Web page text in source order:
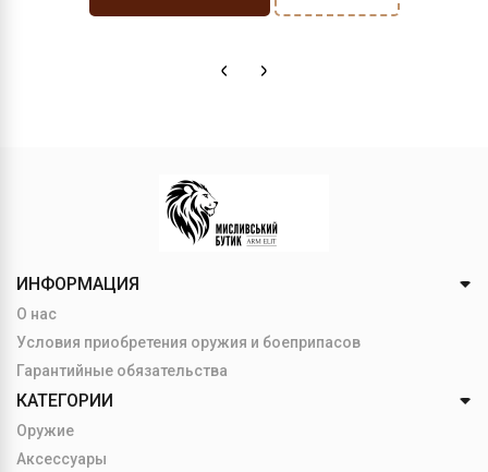
ИНФОРМАЦИЯ
О нас
Условия приобретения оружия и боеприпасов
Гарантийные обязательства
КАТЕГОРИИ
Оружие
Аксессуары